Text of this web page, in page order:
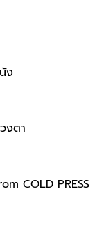
ง
งตา
COLD PRESS